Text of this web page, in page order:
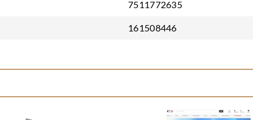
7511772635
161508446